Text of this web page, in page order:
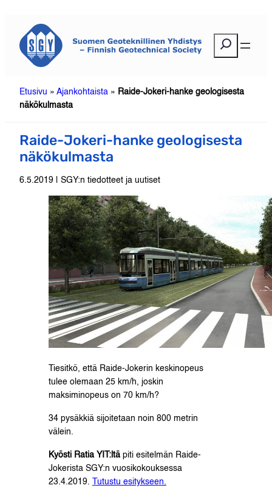
sisältöön
Etusivu » Ajankohtaista » Raide-Jokeri-hanke geologisesta
näkökulmasta
Raide-Jokeri-hanke geologisesta
näkökulmasta
6.5.2019 | SGY:n tiedotteet ja uutiset
Tiesitkö, että Raide-Jokerin keskinopeus
tulee olemaan 25 km/h, joskin
maksiminopeus on 70 km/h?
34 pysäkkiä sijoitetaan noin 800 metrin
välein.
Kyösti Ratia YIT:ltä piti esitelmän Raide-
Jokerista SGY:n vuosikokouksessa
23.4.2019.
Tutustu esitykseen.